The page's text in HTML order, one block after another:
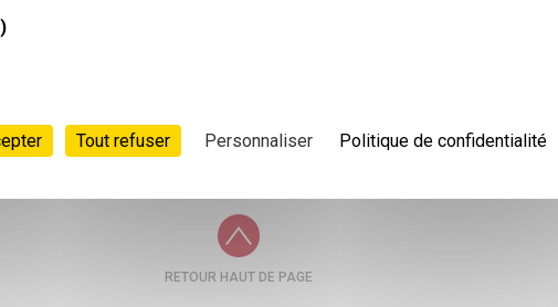
Tout refuser Personnaliser Politique de confidentialité
RETOUR HAUT DE PAGE